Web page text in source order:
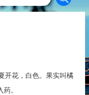
花，白色。果实叫橘
。